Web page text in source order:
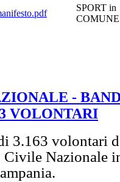
SPORT in
COMUNE
-
VOLONTARI
3.163 volontari
Nazionale